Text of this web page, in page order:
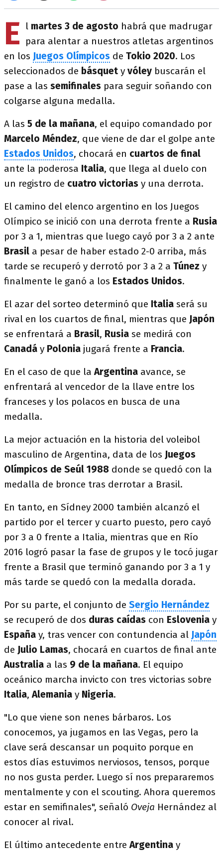
E l martes 3 de agosto habrá que madrugar
para alentar a nuestros atletas argentinos
en los Juegos Olímpicos de Tokio 2020. Los
seleccionados de básquet y vóley buscarán el
pase a las semifinales para seguir soñando con
colgarse alguna medalla.
A las 5 de la mañana, el equipo comandado por
Marcelo Méndez, que viene de dar el golpe ante
Estados Unidos, chocará en cuartos de final
ante la poderosa Italia, que llega al duelo con
un registro de cuatro victorias y una derrota.
El camino del elenco argentino en los Juegos
Olímpico se inició con una derrota frente a Rusia
por 3 a 1, mientras que luego cayó por 3 a 2 ante
Brasil a pesar de haber estado 2-0 arriba, más
tarde se recuperó y derrotó por 3 a 2 a Túnez y
finalmente le ganó a los Estados Unidos.
El azar del sorteo determinó que Italia será su
rival en los cuartos de final, mientras que Japón
se enfrentará a Brasil, Rusia se medirá con
Canadá y Polonia jugará frente a Francia.
En el caso de que laArgentina avance, se
enfrentará al vencedor de la llave entre los
franceses y los polacos en busca de una
medalla.
La mejor actuación en la historia del voleibol
masculino de Argentina, data de los Juegos
Olímpicos de Seúl 1988 donde se quedó con la
medalla de bronce tras derrotar a Brasil.
En tanto, en Sídney 2000 también alcanzó el
partido por el tercer y cuarto puesto, pero cayó
por 3 a 0 frente a Italia, mientras que en Río
2016 logró pasar la fase de grupos y le tocó jugar
frente a Brasil que terminó ganando por 3 a 1 y
más tarde se quedó con la medalla dorada.
Por su parte, el conjunto de Sergio Hernández
se recuperó de dos duras caídas con Eslovenia y
España y, tras vencer con contundencia al Japón
de Julio Lamas, chocará en cuartos de final ante
Australia a las 9 de la mañana. El equipo
oceánico marcha invicto con tres victorias sobre
Italia,Alemania y Nigeria.
"Lo que viene son nenes bárbaros. Los
conocemos, ya jugamos en las Vegas, pero la
clave será descansar un poquito porque en
estos días estuvimos nerviosos, tensos, porque
no nos gusta perder. Luego sí nos prepararemos
mentalmente y con el scouting. Ahora queremos
estar en semifinales", señaló Oveja Hernández al
conocer al rival.
El último antecedente entreArgentina y